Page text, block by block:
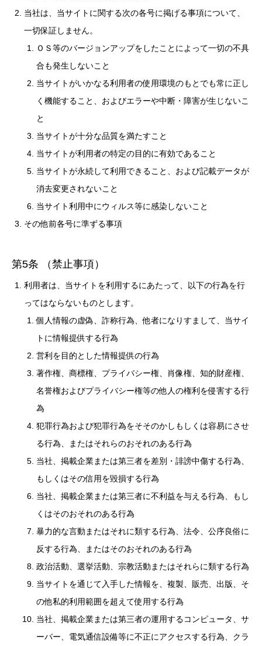
当社は、当サイトに関する次の各号に掲げる事項について、
一切保証しません。
ＯＳ等のバージョンアップをしたことによって一切の不具
合も発生しないこと
当サイトがいかなる利用者の使用環境のもとでも常に正し
く機能すること、およびエラーや中断・障害が生じないこ
と
当サイトが十分な品質を満たすこと
当サイトが利用者の特定の目的に有効であること
当サイトが永続して利用できること、および記載データが
消去変更されないこと
当サイト利用中にウィルス等に感染しないこと
その他前各号に準ずる事項
第5条 （禁止事項）
利用者は、当サイトを利用するにあたって、以下の行為を行
ってはならないものとします。
個人情報の虚偽、詐称行為、他者になりすまして、当サイ
トに情報提供する行為
営利を目的とした情報提供の行為
著作権、商標権、プライバシー権、肖像権、知的財産権、
名誉権およびプライバシー権等の他人の権利を侵害する行
為
犯罪行為および犯罪行為をそそのかしもしくは容易にさせ
る行為、またはそれらのおそれのある行為
当社、掲載企業または第三者を差別・誹謗中傷する行為、
もしくはその信用を毀損する行為
当社、掲載企業または第三者に不利益を与える行為、もし
くはそのおそれのある行為
暴力的な言動またはそれに類する行為、法令、公序良俗に
反する行為、またはそのおそれのある行為
政治活動、選挙活動、宗教活動またはそれらに類する行為
当サイトを通じて入手した情報を、複製、販売、出版、そ
の他私的利用範囲を超えて使用する行為
当社、掲載企業または第三者の運用するコンピュータ、サ
ーバー、電気通信設備等に不正にアクセスする行為、クラ